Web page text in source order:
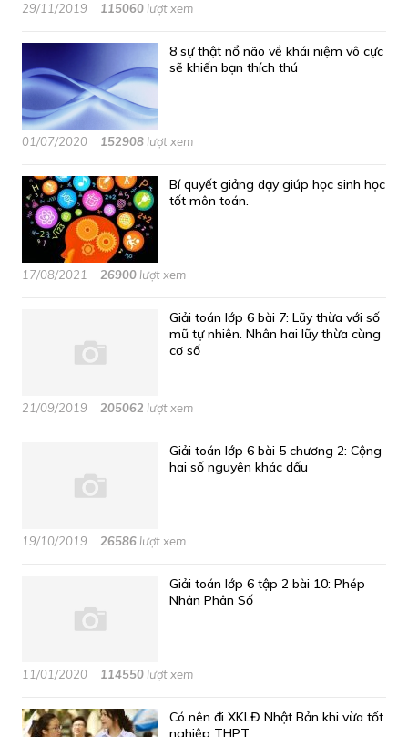
29/11/2019 115060 lượt xem
8 sự thật nổ não về khái niệm vô cực
sẽ khiến bạn thích thú
01/07/2020 152908 lượt xem
Bí quyết giảng dạy giúp học sinh học
tốt môn toán.
17/08/2021 26900 lượt xem
Giải toán lớp 6 bài 7: Lũy thừa với số
mũ tự nhiên. Nhân hai lũy thừa cùng
cơ số
21/09/2019 205062 lượt xem
Giải toán lớp 6 bài 5 chương 2: Cộng
hai số nguyên khác dấu
19/10/2019 26586 lượt xem
Giải toán lớp 6 tập 2 bài 10: Phép
Nhân Phân Số
11/01/2020 114550 lượt xem
Có nên đi XKLĐ Nhật Bản khi vừa tốt
nghiệp THPT